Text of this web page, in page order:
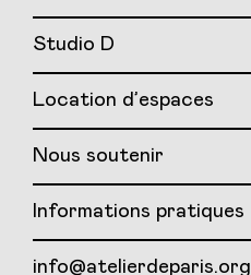
Studio D
Location d’espaces
Nous soutenir
Informations pratiques
info@atelierdeparis.org